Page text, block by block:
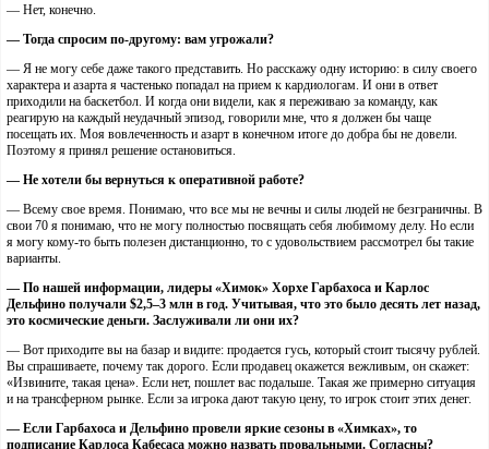
— Нет, конечно.
— Тогда спросим по-другому: вам угрожали?
— Я не могу себе даже такого представить. Но расскажу одну историю: в силу своего
характера и азарта я частенько попадал на прием к кардиологам. И они в ответ
приходили на баскетбол. И когда они видели, как я переживаю за команду, как
реагирую на каждый неудачный эпизод, говорили мне, что я должен бы чаще
посещать их. Моя вовлеченность и азарт в конечном итоге до добра бы не довели.
Поэтому я принял решение остановиться.
— Не хотели бы вернуться к оперативной работе?
— Всему свое время. Понимаю, что все мы не вечны и силы людей не безграничны. В
свои 70 я понимаю, что не могу полностью посвящать себя любимому делу. Но если
я могу кому-то быть полезен дистанционно, то с удовольствием рассмотрел бы такие
варианты.
— По нашей информации, лидеры «Химок» Хорхе Гарбахоса и Карлос
Дельфино получали $2,5–3 млн в год. Учитывая, что это было десять лет назад,
это космические деньги. Заслуживали ли они их?
— Вот приходите вы на базар и видите: продается гусь, который стоит тысячу рублей.
Вы спрашиваете, почему так дорого. Если продавец окажется вежливым, он скажет:
«Извините, такая цена». Если нет, пошлет вас подальше. Такая же примерно ситуация
и на трансферном рынке. Если за игрока дают такую цену, то игрок стоит этих денег.
— Если Гарбахоса и Дельфино провели яркие сезоны в «Химках», то
подписание Карлоса Кабесаса можно назвать провальными. Согласны?